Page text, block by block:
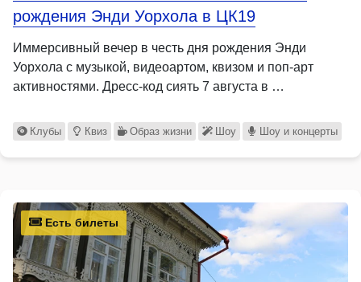
рождения Энди Уорхола в ЦК19
Иммерсивный вечер в честь дня рождения Энди
Уорхола с музыкой, видеоартом, квизом и поп-арт
активностями. Дресс-код сиять 7 августа в …
Клубы Квиз Образ жизни Шоу Шоу и концерты
Есть билеты